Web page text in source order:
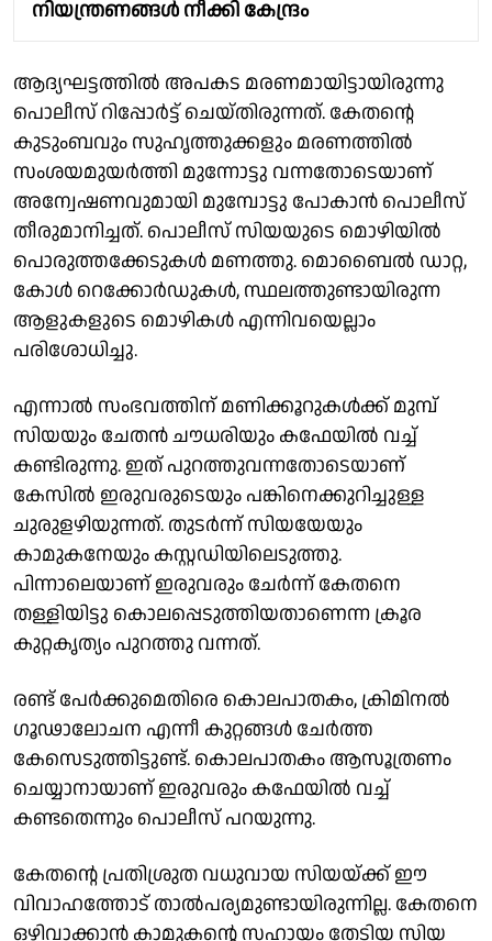
നിയന്ത്രണങ്ങൾ നീക്കി കേന്ദ്രം
ആദ്യഘട്ടത്തില്‍ അപകട മരണമായിട്ടായിരുന്നു
പൊലീസ് റിപ്പോര്‍ട്ട് ചെയ്തിരുന്നത്. കേതന്റെ
കുടുംബവും സുഹൃത്തുക്കളും മരണത്തില്‍
സംശയമുയര്‍ത്തി മുന്നോട്ടു വന്നതോടെയാണ്
അന്വേഷണവുമായി മുമ്പോട്ടു പോകാന്‍ പൊലീസ്
തീരുമാനിച്ചത്. പൊലീസ് സിയയുടെ മൊഴിയില്‍
പൊരുത്തക്കേടുകള്‍ മണത്തു. മൊബൈല്‍ ഡാറ്റ,
കോള്‍ റെക്കോര്‍ഡുകള്‍, സ്ഥലത്തുണ്ടായിരുന്ന
ആളുകളുടെ മൊഴികള്‍ എന്നിവയെല്ലാം
പരിശോധിച്ചു.
എന്നാല്‍ സംഭവത്തിന് മണിക്കൂറുകള്‍ക്ക് മുമ്പ്
സിയയും ചേതന്‍ ചൗധരിയും കഫേയില്‍ വച്ച്
കണ്ടിരുന്നു. ഇത് പുറത്തുവന്നതോടെയാണ്
കേസില്‍ ഇരുവരുടെയും പങ്കിനെക്കുറിച്ചുള്ള
ചുരുളഴിയുന്നത്. തുടര്‍ന്ന് സിയയേയും
കാമുകനേയും കസ്റ്റഡിയിലെടുത്തു.
പിന്നാലെയാണ് ഇരുവരും ചേര്‍ന്ന് കേതനെ
തള്ളിയിട്ടു കൊലപ്പെടുത്തിയതാണെന്ന ക്രൂര
കുറ്റകൃത്യം പുറത്തു വന്നത്.
രണ്ട് പേര്‍ക്കുമെതിരെ കൊലപാതകം, ക്രിമിനല്‍
ഗൂഢാലോചന എന്നീ കുറ്റങ്ങള്‍ ചേര്‍ത്ത
കേസെടുത്തിട്ടുണ്ട്. കൊലപാതകം ആസൂത്രണം
ചെയ്യാനായാണ് ഇരുവരും കഫേയില്‍ വച്ച്
കണ്ടതെന്നും പൊലീസ് പറയുന്നു.
കേതന്റെ പ്രതിശ്രുത വധുവായ സിയയ്ക്ക് ഈ
വിവാഹത്തോട് താല്‍പര്യമുണ്ടായിരുന്നില്ല. കേതനെ
ഒഴിവാക്കാന്‍ കാമുകന്റെ സഹായം തേടിയ സിയ